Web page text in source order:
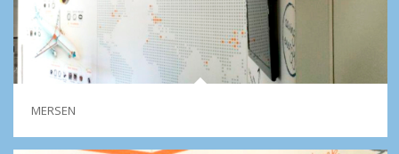
MERSEN